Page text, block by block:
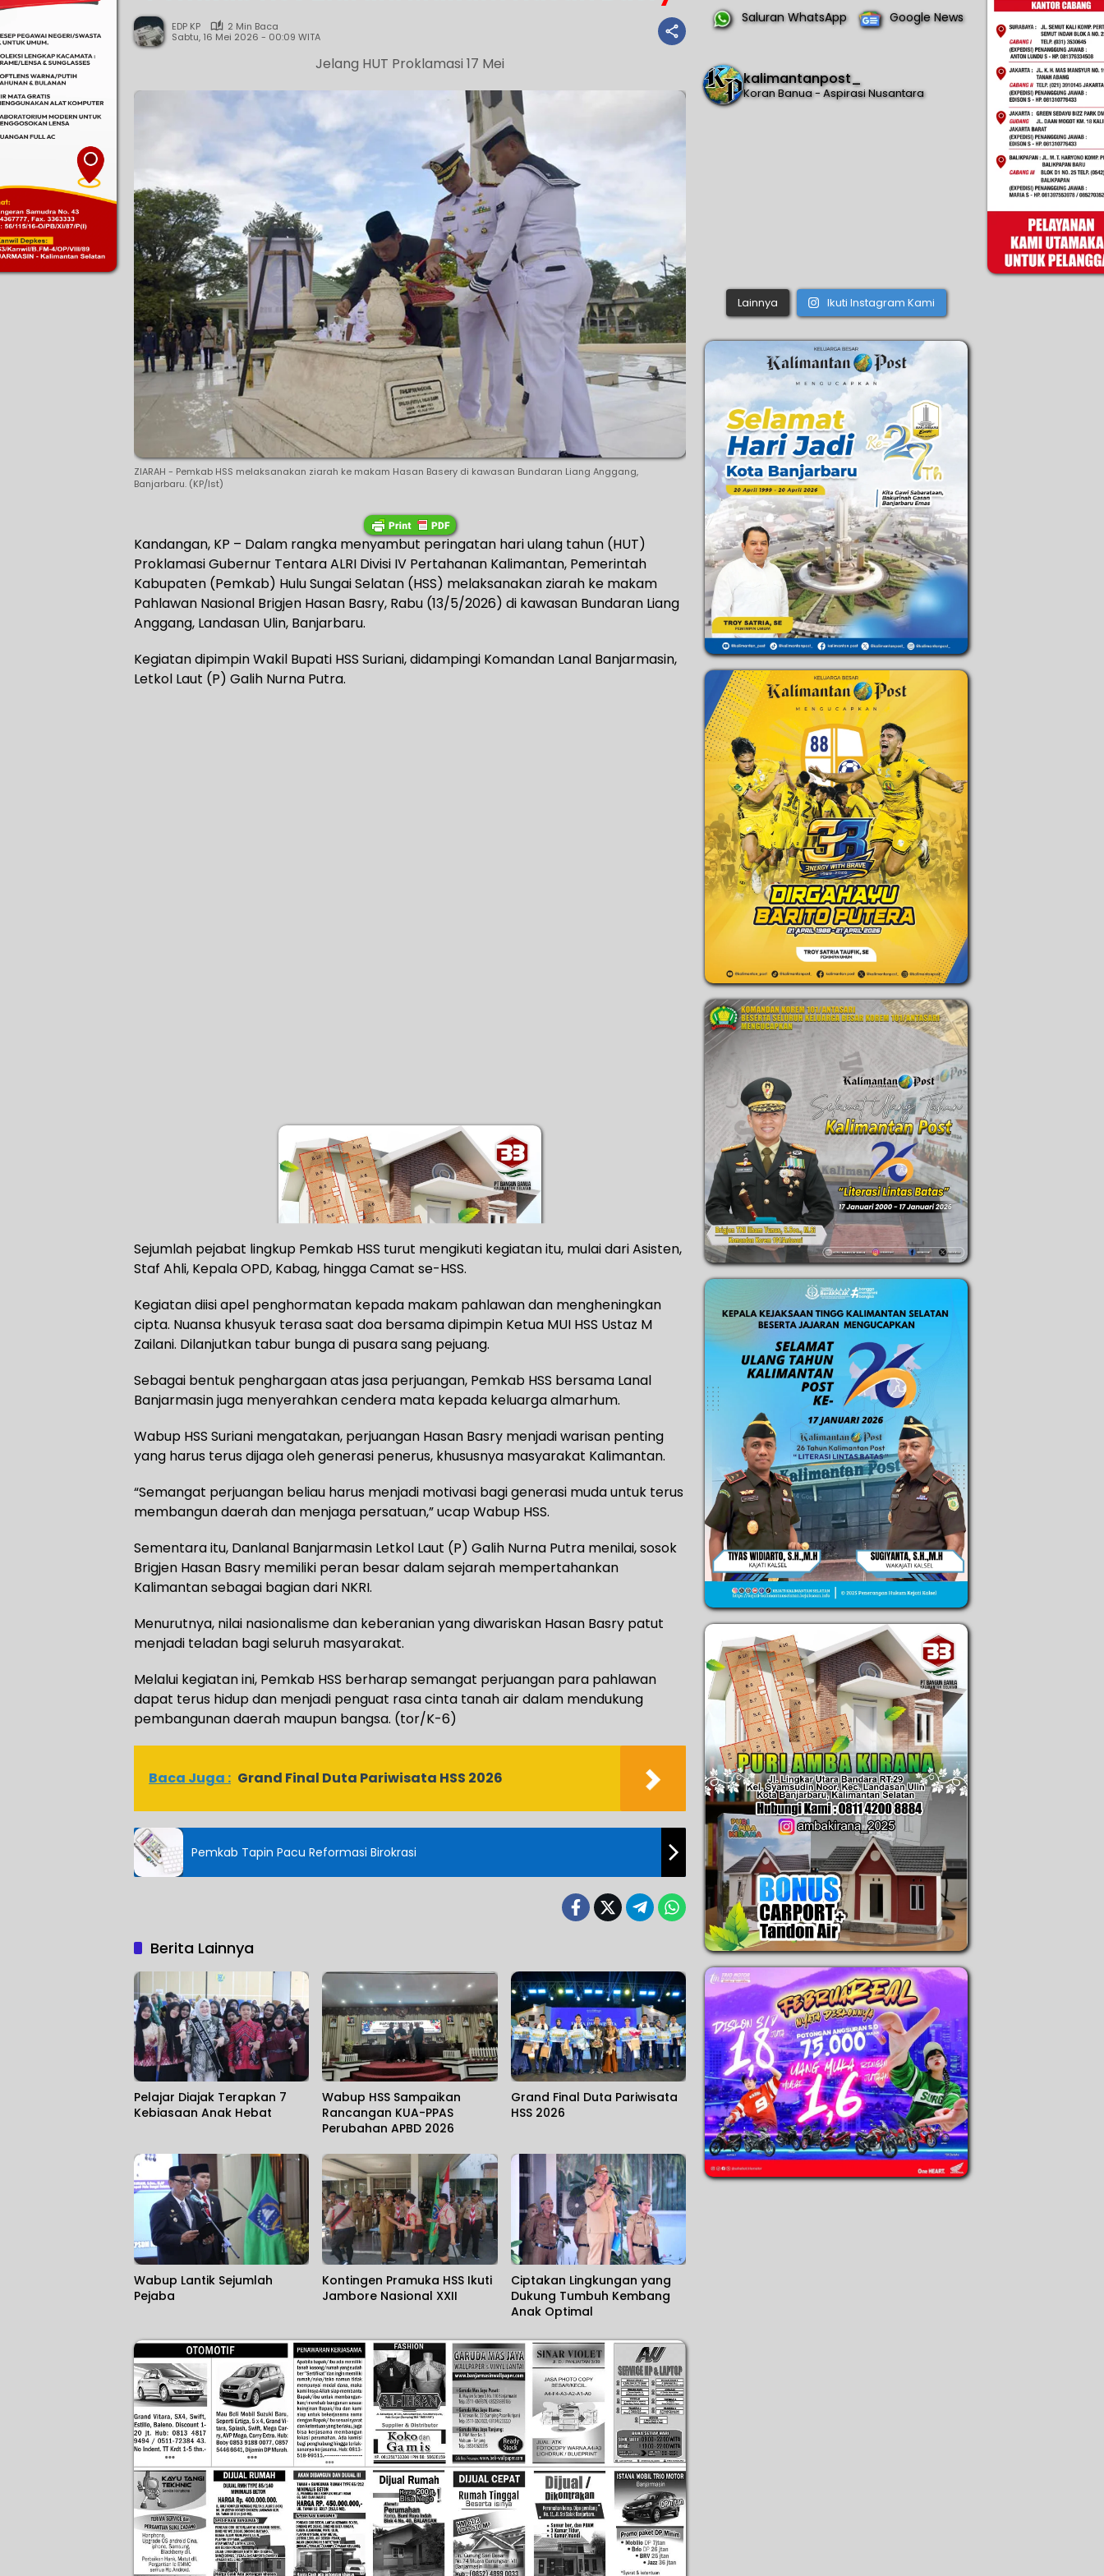
EDP KP
2 Min Baca
Sabtu, 16 Mei 2026 - 00:09 WITA
Jelang HUT Proklamasi 17 Mei
ZIARAH - Pemkab HSS melaksanakan ziarah ke makam Hasan Basery di kawasan Bundaran Liang Anggang,
Banjarbaru. (KP/Ist)
Kandangan, KP – Dalam rangka menyambut peringatan hari ulang tahun (HUT)
Proklamasi Gubernur Tentara ALRI Divisi IV Pertahanan Kalimantan, Pemerintah
Kabupaten (Pemkab) Hulu Sungai Selatan (HSS) melaksanakan ziarah ke makam
Pahlawan Nasional Brigjen Hasan Basry, Rabu (13/5/2026) di kawasan Bundaran Liang
Anggang, Landasan Ulin, Banjarbaru.
Kegiatan dipimpin Wakil Bupati HSS Suriani, didampingi Komandan Lanal Banjarmasin,
Letkol Laut (P) Galih Nurna Putra.
Sejumlah pejabat lingkup Pemkab HSS turut mengikuti kegiatan itu, mulai dari Asisten,
Staf Ahli, Kepala OPD, Kabag, hingga Camat se-HSS.
Kegiatan diisi apel penghormatan kepada makam pahlawan dan mengheningkan
cipta. Nuansa khusyuk terasa saat doa bersama dipimpin Ketua MUI HSS Ustaz M
Zailani. Dilanjutkan tabur bunga di pusara sang pejuang.
Sebagai bentuk penghargaan atas jasa perjuangan, Pemkab HSS bersama Lanal
Banjarmasin juga menyerahkan cendera mata kepada keluarga almarhum.
Wabup HSS Suriani mengatakan, perjuangan Hasan Basry menjadi warisan penting
yang harus terus dijaga oleh generasi penerus, khususnya masyarakat Kalimantan.
“Semangat perjuangan beliau harus menjadi motivasi bagi generasi muda untuk terus
membangun daerah dan menjaga persatuan,” ucap Wabup HSS.
Sementara itu, Danlanal Banjarmasin Letkol Laut (P) Galih Nurna Putra menilai, sosok
Brigjen Hasan Basry memiliki peran besar dalam sejarah mempertahankan
Kalimantan sebagai bagian dari NKRI.
Menurutnya, nilai nasionalisme dan keberanian yang diwariskan Hasan Basry patut
menjadi teladan bagi seluruh masyarakat.
Melalui kegiatan ini, Pemkab HSS berharap semangat perjuangan para pahlawan
dapat terus hidup dan menjadi penguat rasa cinta tanah air dalam mendukung
pembangunan daerah maupun bangsa. (tor/K-6)
Baca Juga : Grand Final Duta Pariwisata HSS 2026
Pemkab Tapin Pacu Reformasi Birokrasi
Berita Lainnya
Pelajar Diajak Terapkan 7
Kebiasaan Anak Hebat
Wabup HSS Sampaikan
Rancangan KUA-PPAS
Perubahan APBD 2026
Grand Final Duta Pariwisata
HSS 2026
Wabup Lantik Sejumlah
Pejaba
Kontingen Pramuka HSS Ikuti
Jambore Nasional XXII
Ciptakan Lingkungan yang
Dukung Tumbuh Kembang
Anak Optimal
Saluran WhatsApp Google News
kalimantanpost_
Koran Banua - Aspirasi Nusantara
Lainnya Ikuti Instagram Kami